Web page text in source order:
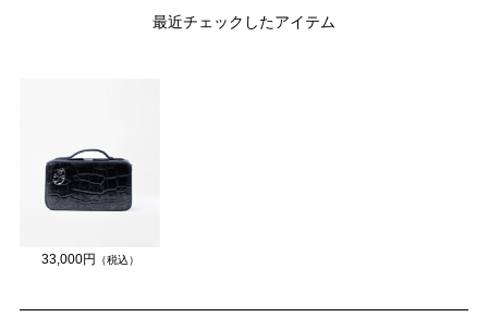
最近チェックしたアイテム
33,000円 （税込）